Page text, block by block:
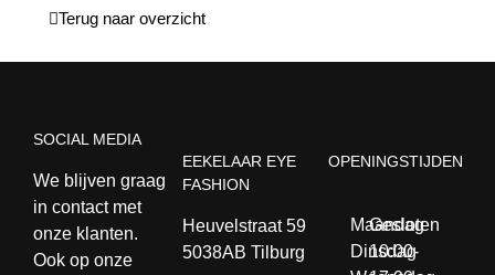
Terug naar overzicht
SOCIAL MEDIA
We blijven graag
in contact met
onze klanten.
Ook op onze
EEKELAAR EYE
FASHION
Heuvelstraat 59
5038AB Tilburg
OPENINGSTIJDEN
Maandag
Dinsdag
Gesloten
10:00-